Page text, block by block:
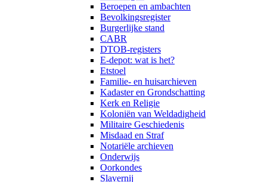
Beroepen en ambachten
Bevolkingsregister
Burgerlijke stand
CABR
DTOB-registers
E-depot: wat is het?
Etstoel
Familie- en huisarchieven
Kadaster en Grondschatting
Kerk en Religie
Koloniën van Weldadigheid
Militaire Geschiedenis
Misdaad en Straf
Notariële archieven
Onderwijs
Oorkondes
Slavernij